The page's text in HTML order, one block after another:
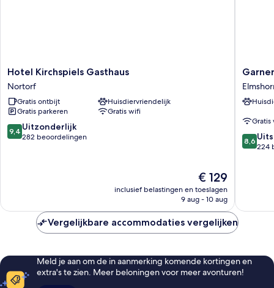
Hotel
Kirchspiels
Gasthaus
Nortorf
Hotel Kirchspiels Gasthaus
Nortorf
Gratis ontbijt
Huisdiervriendelijk
Gratis parkeren
Gratis wifi
9.4
van
9,4 Uitzonderlijk
282 beoordelingen
De
prijs
is
€ 129
inclusief belastingen en toeslagen
9 aug - 10 aug
Garner
Hotel
by
Gratis
8.6
van
8,6
224
Vergelijkbare accommodaties vergelijken
Meld je aan om de in aanmerking komende kortingen en
extra's te zien. Meer beloningen voor meer avonturen!